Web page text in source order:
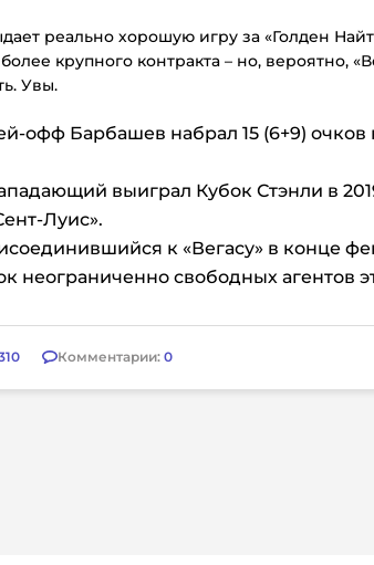
реально хорошую игру за «Голден
крупного контракта – но, вероятно,
Увы.
офф Барбашев набрал 15 (6+9) очков
выиграл Кубок Стэнли в
Луис».
к «Вегасу» в конце
неограниченно свободных агентов
Комментарии: 0